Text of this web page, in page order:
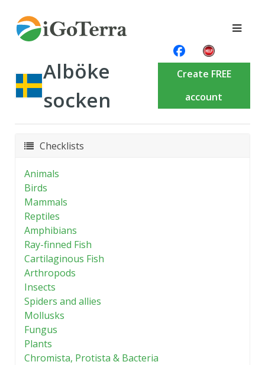
Alböke
socken
Create FREE
account
Checklists
Animals
Birds
Mammals
Reptiles
Amphibians
Ray-finned Fish
Cartilaginous Fish
Arthropods
Insects
Spiders and allies
Mollusks
Fungus
Plants
Chromista, Protista & Bacteria